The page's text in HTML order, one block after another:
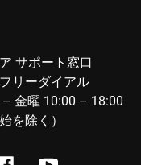
サポート窓口
リーダイアル
金曜 10:00 – 18:00
を除く）